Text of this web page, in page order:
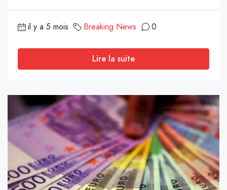
il y a 5 mois Breaking News 0
Lire la suite